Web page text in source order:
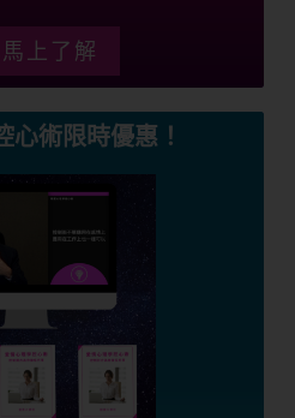
上了解
心術限時優惠！